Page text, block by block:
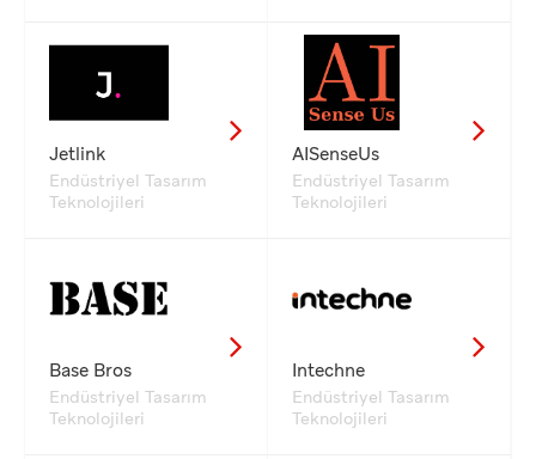
Jetlink
Endüstriyel Tasarım
Teknolojileri
AISenseUs
Endüstriyel Tasarım
Teknolojileri
Base Bros
Endüstriyel Tasarım
Teknolojileri
Intechne
Endüstriyel Tasarım
Teknolojileri